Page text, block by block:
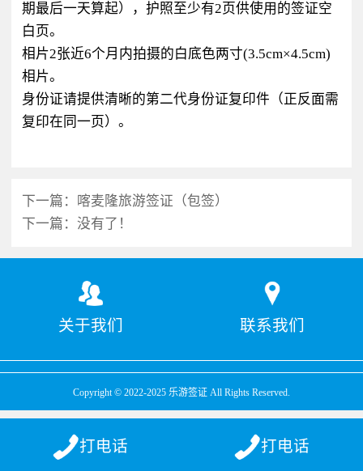
期最后一天算起），护照至少有2页供使用的签证空
白页。
相片2张近6个月内拍摄的白底色两寸(3.5cm×4.5cm)
相片。
身份证请提供清晰的第二代身份证复印件（正反面需
复印在同一页）。
下一篇： 喀麦隆旅游签证（包签）
下一篇：没有了！
关于我们 联系我们
Copyright © 2022-2025 乐游签证 All Rights Reserved.
打电话 打电话